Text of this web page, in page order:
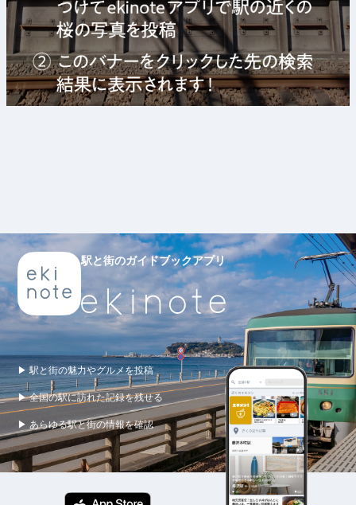
駅と街のガイドブックアプリ
▶ 駅と街の魅力やグルメを投稿
▶ 全国の駅に訪れた記録を残せる
▶ あらゆる駅と街の情報を確認